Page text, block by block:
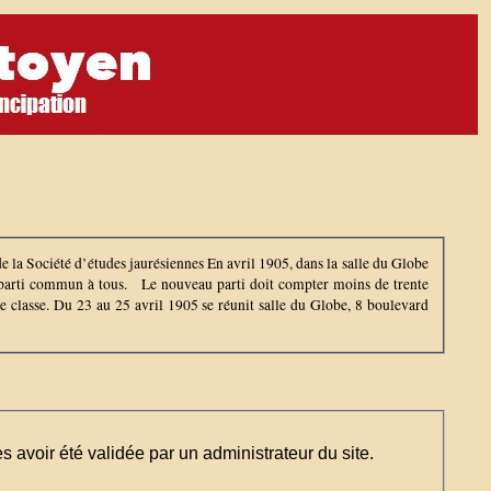
Société d’études jaurésiennes En avril 1905, dans la salle du Globe
commun à tous. Le nouveau parti doit compter moins de trente
Du 23 au 25 avril 1905 se réunit salle du Globe, 8 boulevard
avoir été validée par un administrateur du site.